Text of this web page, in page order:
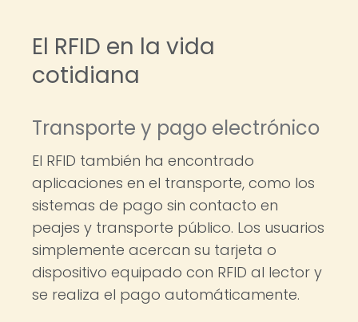
El RFID en la vida
cotidiana
Transporte y pago electrónico
El RFID también ha encontrado
aplicaciones en el transporte, como los
sistemas de pago sin contacto en
peajes y transporte público. Los usuarios
simplemente acercan su tarjeta o
dispositivo equipado con RFID al lector y
se realiza el pago automáticamente.